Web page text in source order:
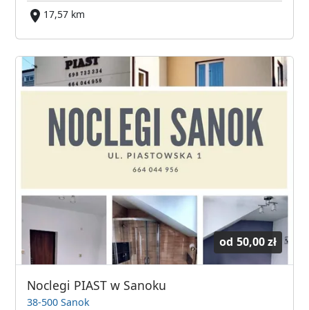
17,57 km
od 50,00 zł
Noclegi PIAST w Sanoku
38-500 Sanok